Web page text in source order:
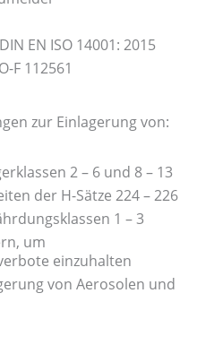
EN ISO 14001: 2015
F 112561
zur Einlagerung von:
2 – 6 und 8 – 13
der H-Sätze 224 – 226
1 – 3
um
einzuhalten
von Aerosolen und